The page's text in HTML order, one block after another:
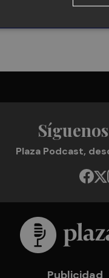
Plaza Podcast,
Publicidad